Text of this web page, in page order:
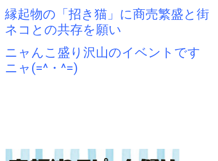
縁起物の「招き猫」に商売繁盛と街
ネコとの共存を願い
ニャんこ盛り沢山のイベントです
ニャ(=^・^=)